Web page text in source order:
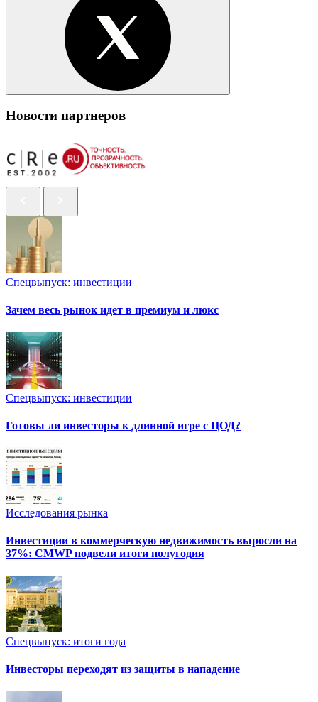
Новости партнеров
Спецвыпуск: инвестиции
Зачем весь рынок идет в премиум и люкс
Спецвыпуск: инвестиции
Готовы ли инвесторы к длинной игре с ЦОД?
Исследования рынка
Инвестиции в коммерческую недвижимость выросли на
37%: CMWP подвели итоги полугодия
Спецвыпуск: итоги года
Инвесторы переходят из защиты в нападение